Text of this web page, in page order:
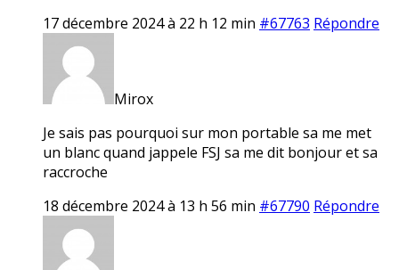
17 décembre 2024 à 22 h 12 min #67763 Répondre
Mirox
Je sais pas pourquoi sur mon portable sa me met
un blanc quand jappele FSJ sa me dit bonjour et sa
raccroche
18 décembre 2024 à 13 h 56 min #67790 Répondre